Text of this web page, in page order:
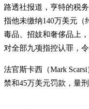
路透社报道，亨特的税
指他未缴纳140万美元（
毒品、招妓和奢侈品上
对全部九项指控认罪，令
法官斯卡西（Mark
禁和45万美元罚款，量